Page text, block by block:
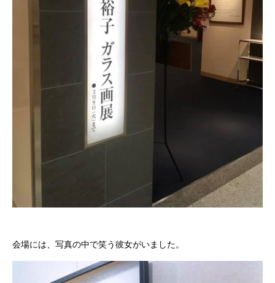
会場には、写真の中で笑う彼女がいました。